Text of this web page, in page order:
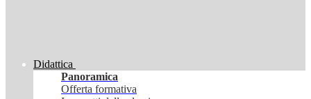
Didattica
Panoramica
Offerta formativa